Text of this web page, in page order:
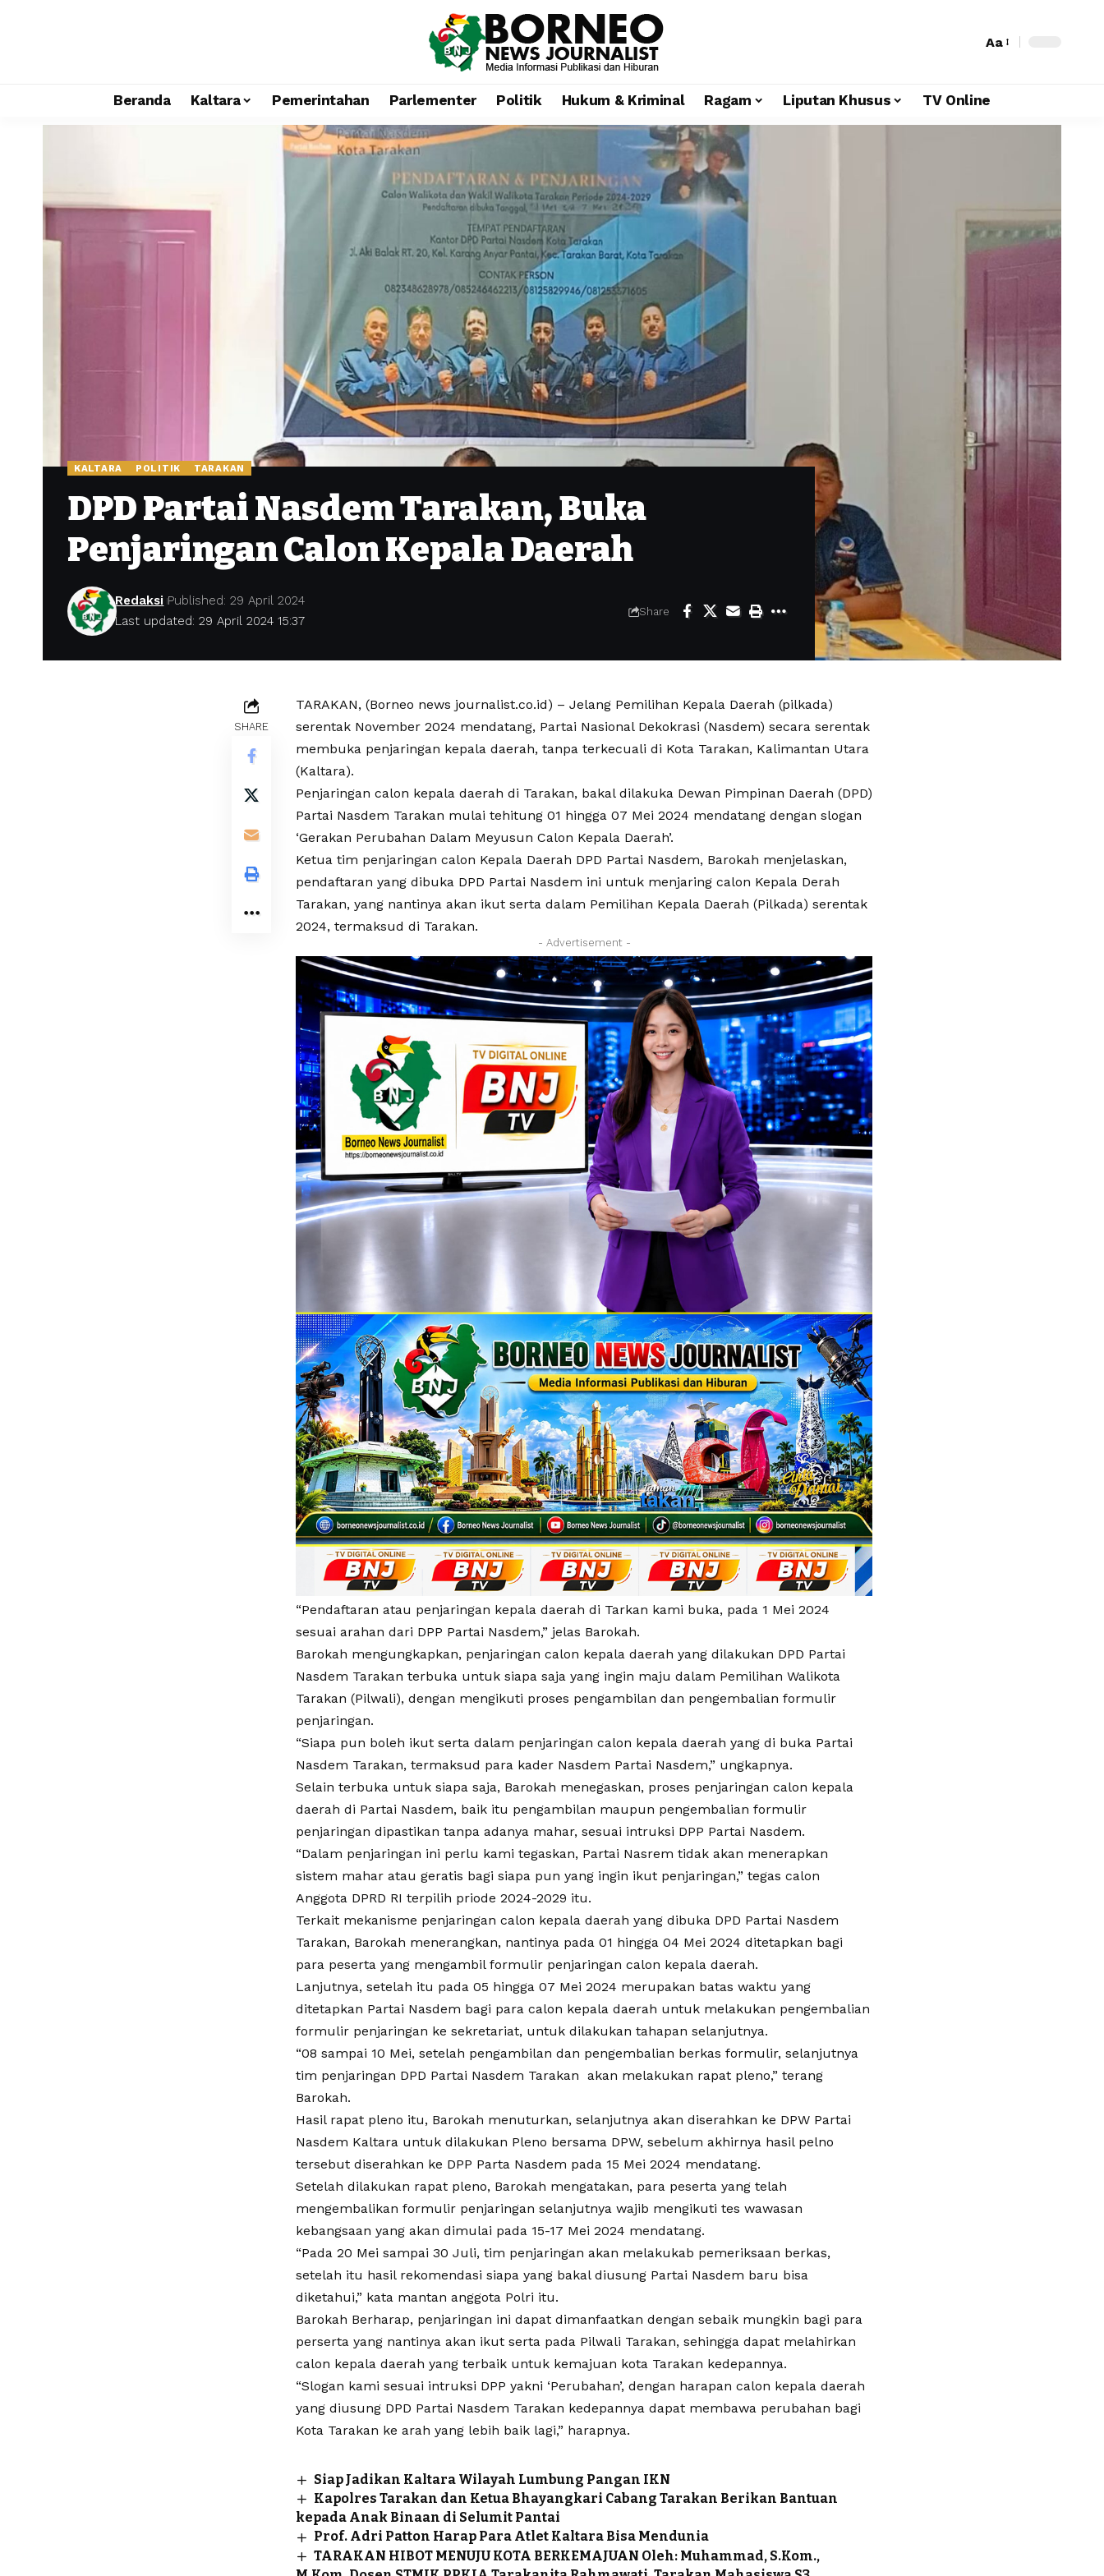
Aa
Beranda Kaltara Pemerintahan Parlementer Politik Hukum & Kriminal Ragam Liputan Khusus TV Online
KALTARA POLITIK TARAKAN
DPD Partai Nasdem Tarakan, Buka
Penjaringan Calon Kepala Daerah
Last updated: 29 April 2024 15:37
Redaksi Published: 29 April 2024
Share
SHARE
TARAKAN, (Borneo news journalist.co.id) – Jelang Pemilihan Kepala Daerah (pilkada)
serentak November 2024 mendatang, Partai Nasional Dekokrasi (Nasdem) secara serentak
membuka penjaringan kepala daerah, tanpa terkecuali di Kota Tarakan, Kalimantan Utara
(Kaltara).
Penjaringan calon kepala daerah di Tarakan, bakal dilakuka Dewan Pimpinan Daerah (DPD)
Partai Nasdem Tarakan mulai tehitung 01 hingga 07 Mei 2024 mendatang dengan slogan
‘Gerakan Perubahan Dalam Meyusun Calon Kepala Daerah’.
Ketua tim penjaringan calon Kepala Daerah DPD Partai Nasdem, Barokah menjelaskan,
pendaftaran yang dibuka DPD Partai Nasdem ini untuk menjaring calon Kepala Derah
Tarakan, yang nantinya akan ikut serta dalam Pemilihan Kepala Daerah (Pilkada) serentak
2024, termaksud di Tarakan.
- Advertisement -
“Pendaftaran atau penjaringan kepala daerah di Tarkan kami buka, pada 1 Mei 2024
sesuai arahan dari DPP Partai Nasdem,” jelas Barokah.
Barokah mengungkapkan, penjaringan calon kepala daerah yang dilakukan DPD Partai
Nasdem Tarakan terbuka untuk siapa saja yang ingin maju dalam Pemilihan Walikota
Tarakan (Pilwali), dengan mengikuti proses pengambilan dan pengembalian formulir
penjaringan.
“Siapa pun boleh ikut serta dalam penjaringan calon kepala daerah yang di buka Partai
Nasdem Tarakan, termaksud para kader Nasdem Partai Nasdem,” ungkapnya.
Selain terbuka untuk siapa saja, Barokah menegaskan, proses penjaringan calon kepala
daerah di Partai Nasdem, baik itu pengambilan maupun pengembalian formulir
penjaringan dipastikan tanpa adanya mahar, sesuai intruksi DPP Partai Nasdem.
“Dalam penjaringan ini perlu kami tegaskan, Partai Nasrem tidak akan menerapkan
sistem mahar atau geratis bagi siapa pun yang ingin ikut penjaringan,” tegas calon
Anggota DPRD RI terpilih priode 2024-2029 itu.
Terkait mekanisme penjaringan calon kepala daerah yang dibuka DPD Partai Nasdem
Tarakan, Barokah menerangkan, nantinya pada 01 hingga 04 Mei 2024 ditetapkan bagi
para peserta yang mengambil formulir penjaringan calon kepala daerah.
Lanjutnya, setelah itu pada 05 hingga 07 Mei 2024 merupakan batas waktu yang
ditetapkan Partai Nasdem bagi para calon kepala daerah untuk melakukan pengembalian
formulir penjaringan ke sekretariat, untuk dilakukan tahapan selanjutnya.
“08 sampai 10 Mei, setelah pengambilan dan pengembalian berkas formulir, selanjutnya
tim penjaringan DPD Partai Nasdem Tarakan akan melakukan rapat pleno,” terang
Barokah.
Hasil rapat pleno itu, Barokah menuturkan, selanjutnya akan diserahkan ke DPW Partai
Nasdem Kaltara untuk dilakukan Pleno bersama DPW, sebelum akhirnya hasil pelno
tersebut diserahkan ke DPP Parta Nasdem pada 15 Mei 2024 mendatang.
Setelah dilakukan rapat pleno, Barokah mengatakan, para peserta yang telah
mengembalikan formulir penjaringan selanjutnya wajib mengikuti tes wawasan
kebangsaan yang akan dimulai pada 15-17 Mei 2024 mendatang.
“Pada 20 Mei sampai 30 Juli, tim penjaringan akan melakukab pemeriksaan berkas,
setelah itu hasil rekomendasi siapa yang bakal diusung Partai Nasdem baru bisa
diketahui,” kata mantan anggota Polri itu.
Barokah Berharap, penjaringan ini dapat dimanfaatkan dengan sebaik mungkin bagi para
perserta yang nantinya akan ikut serta pada Pilwali Tarakan, sehingga dapat melahirkan
calon kepala daerah yang terbaik untuk kemajuan kota Tarakan kedepannya.
“Slogan kami sesuai intruksi DPP yakni ‘Perubahan’, dengan harapan calon kepala daerah
yang diusung DPD Partai Nasdem Tarakan kedepannya dapat membawa perubahan bagi
Kota Tarakan ke arah yang lebih baik lagi,” harapnya.
Siap Jadikan Kaltara Wilayah Lumbung Pangan IKN
Kapolres Tarakan dan Ketua Bhayangkari Cabang Tarakan Berikan Bantuan
kepada Anak Binaan di Selumit Pantai
Prof. Adri Patton Harap Para Atlet Kaltara Bisa Mendunia
TARAKAN HIBOT MENUJU KOTA BERKEMAJUAN Oleh: Muhammad, S.Kom.,